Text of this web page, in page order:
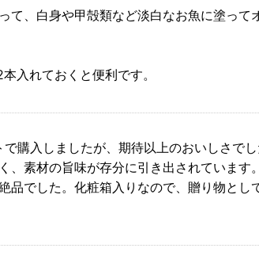
て、白身や甲殻類など淡白なお魚に塗って
入れておくと便利です。
購入しましたが、期待以上のおいしさで
、素材の旨味が存分に引き出されています
品でした。化粧箱入りなので、贈り物とし